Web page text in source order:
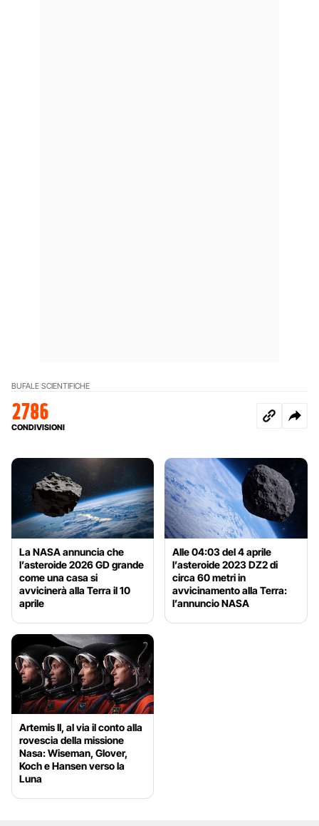
BUFALE SCIENTIFICHE
2786
CONDIVISIONI
La NASA annuncia che
l’asteroide 2026 GD grande
come una casa si
avvicinerà alla Terra il 10
aprile
Alle 04:03 del 4 aprile
l’asteroide 2023 DZ2 di
circa 60 metri in
avvicinamento alla Terra:
l’annuncio NASA
Artemis II, al via il conto alla
rovescia della missione
Nasa: Wiseman, Glover,
Koch e Hansen verso la
Luna